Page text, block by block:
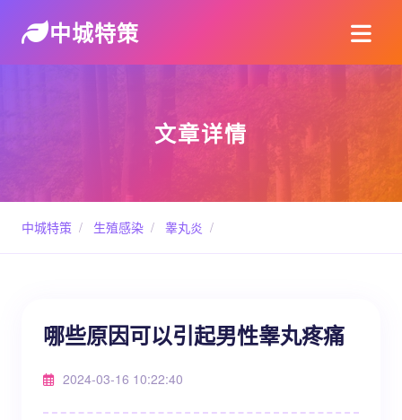
中城特策
文章详情
中城特策 / 生殖感染 / 睾丸炎 /
哪些原因可以引起男性睾丸疼痛
2024-03-16 10:22:40